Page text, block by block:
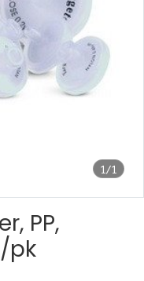
1/1
PP,
pk